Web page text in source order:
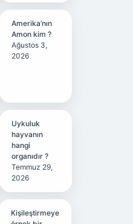
Amerika’nın
Amon kim ?
Ağustos 3,
2026
Uykuluk
hayvanın
hangi
organıdır ?
Temmuz 29,
2026
Kişileştirmeye